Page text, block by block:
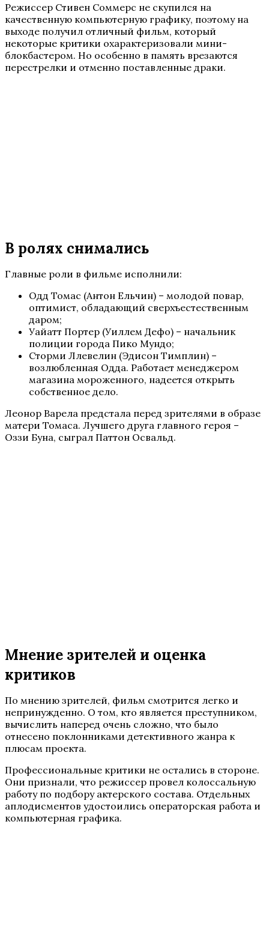
Режиссер Стивен Соммерс не скупился на
качественную компьютерную графику, поэтому на
выходе получил отличный фильм, который
некоторые критики охарактеризовали мини-
блокбастером. Но особенно в память врезаются
перестрелки и отменно поставленные драки.
В ролях снимались
Главные роли в фильме исполнили:
Одд Томас (Антон Ельчин) – молодой повар,
оптимист, обладающий сверхъестественным
даром;
Уайатт Портер (Уиллем Дефо) – начальник
полиции города Пико Мундо;
Сторми Ллевелин (Эдисон Тимплин) –
возлюбленная Одда. Работает менеджером
магазина мороженного, надеется открыть
собственное дело.
Леонор Варела предстала перед зрителями в образе
матери Томаса. Лучшего друга главного героя –
Оззи Буна, сыграл Паттон Освальд.
Мнение зрителей и оценка
критиков
По мнению зрителей, фильм смотрится легко и
непринужденно. О том, кто является преступником,
вычислить наперед очень сложно, что было
отнесено поклонниками детективного жанра к
плюсам проекта.
Профессиональные критики не остались в стороне.
Они признали, что режиссер провел колоссальную
работу по подбору актерского состава. Отдельных
аплодисментов удостоились операторская работа и
компьютерная графика.